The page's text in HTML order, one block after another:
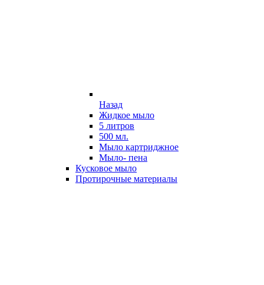
Назад
Жидкое мыло
5 литров
500 мл.
Мыло картриджное
Мыло- пена
Кусковое мыло
Протирочные материалы